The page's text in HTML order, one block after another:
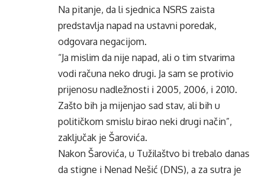
Na pitanje, da li sjednica NSRS zaista
predstavlja napad na ustavni poredak,
odgovara negacijom.
“Ja mislim da nije napad, ali o tim stvarima
vodi računa neko drugi. Ja sam se protivio
prijenosu nadležnosti i 2005, 2006, i 2010.
Zašto bih ja mijenjao sad stav, ali bih u
političkom smislu birao neki drugi način”,
zaključak je Šarovića.
Nakon Šarovića, u Tužilaštvo bi trebalo danas
da stigne i Nenad Nešić (DNS), a za sutra je